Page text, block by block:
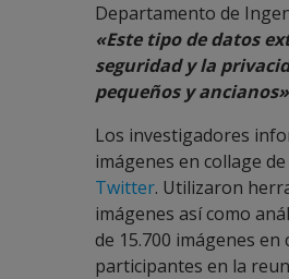
Departamento de
«Este tipo de datos
seguridad y la
pequeños y
Los investigadores
imágenes en collage
Twitter. Utilizaron
imágenes así como
de 15.700 imágenes
participantes en la